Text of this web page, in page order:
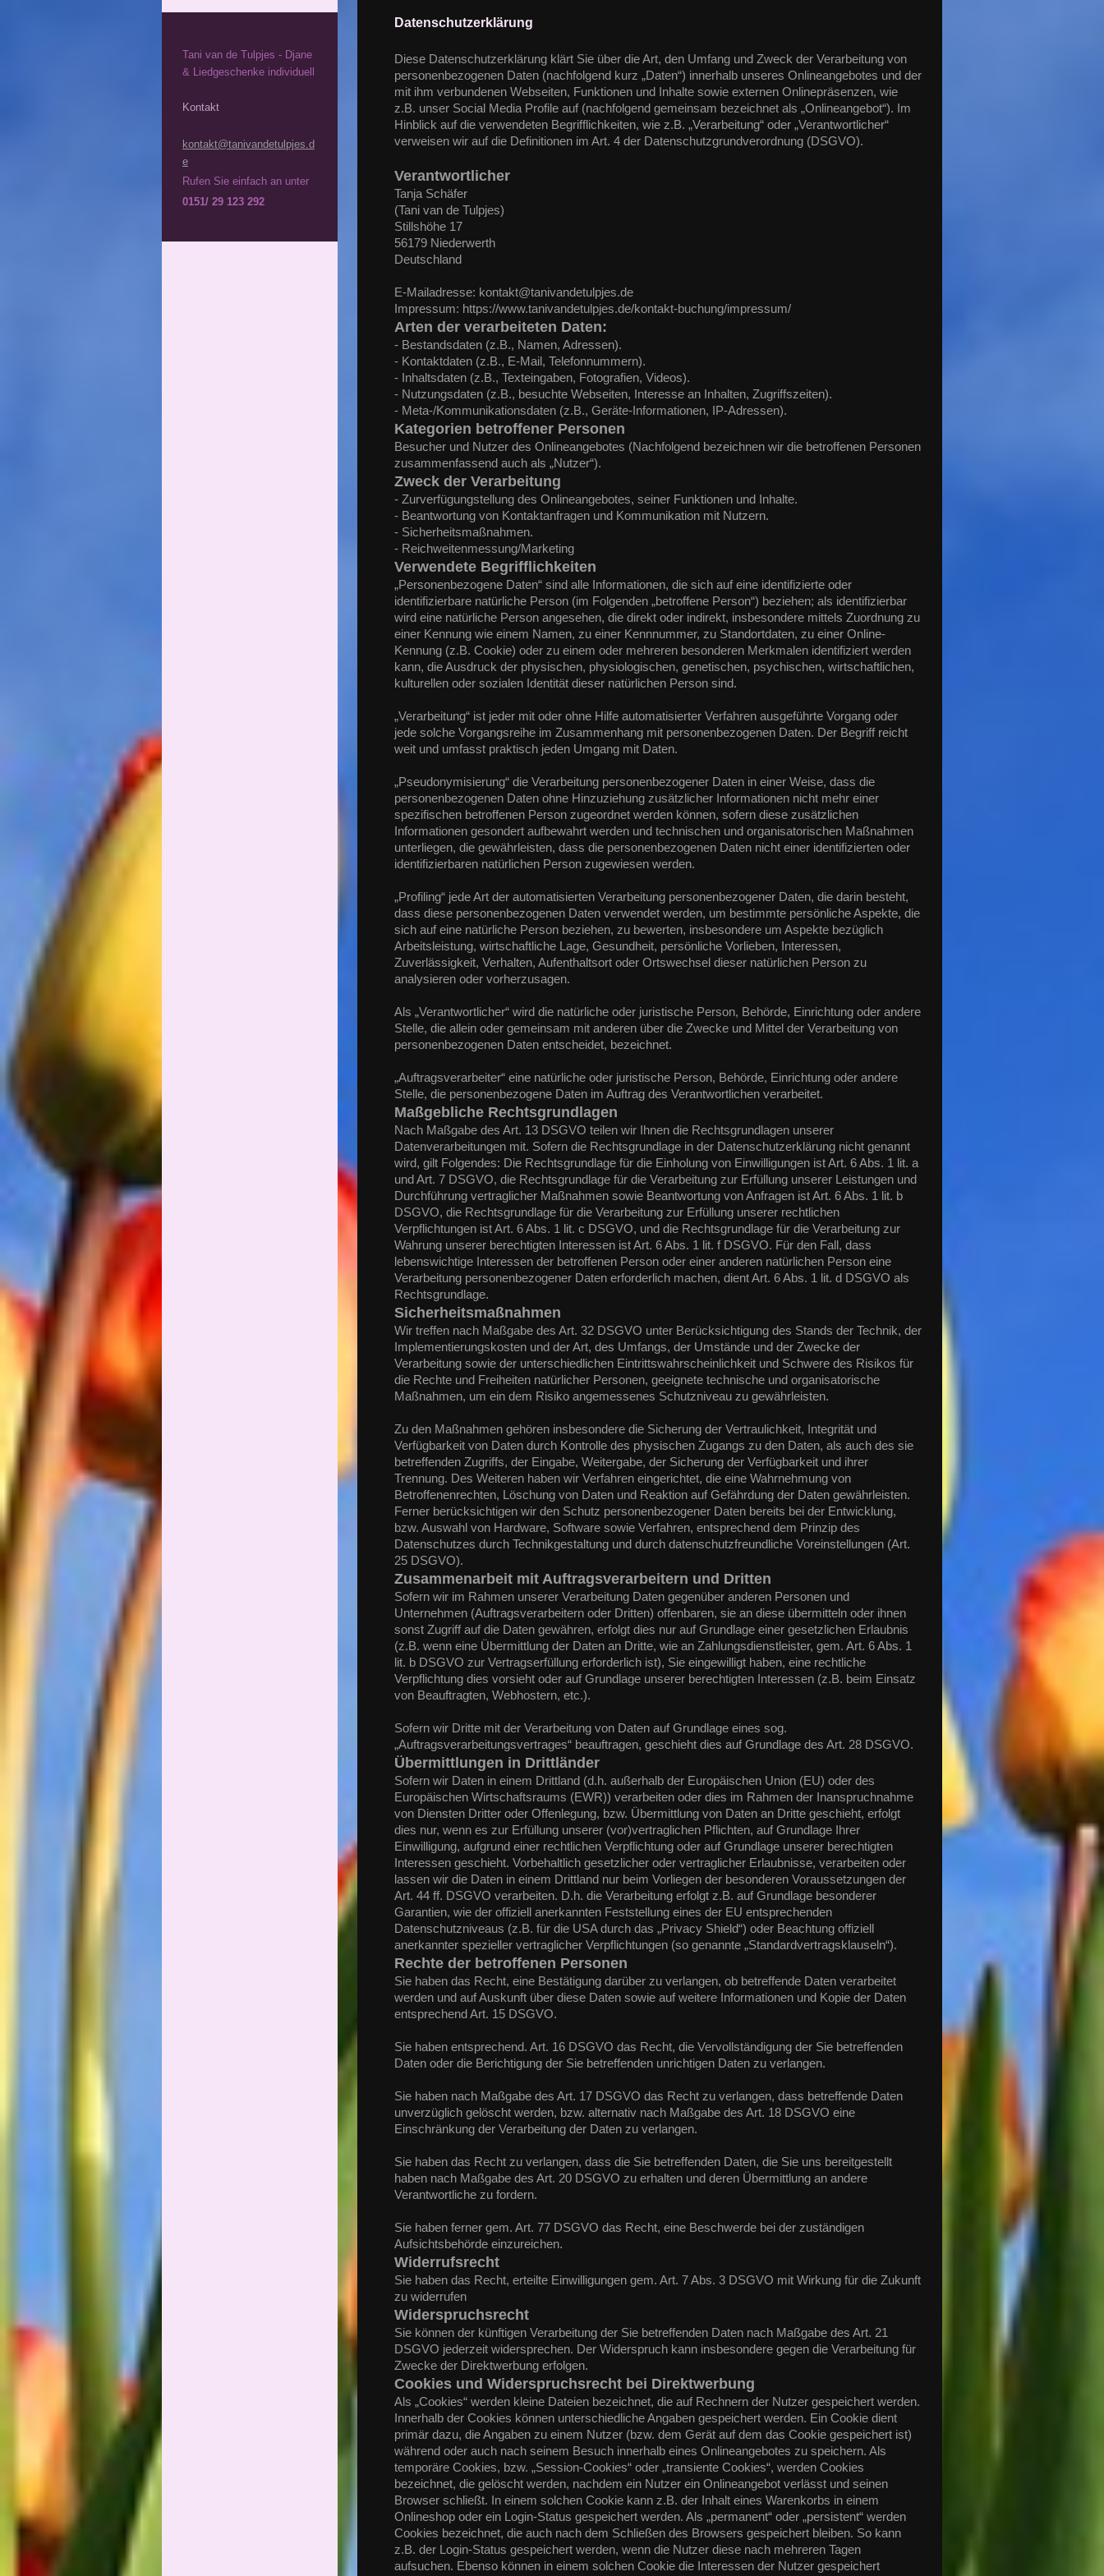
Datenschutzerklärung
Diese Datenschutzerklärung klärt Sie über die Art, den Umfang und Zweck der Verarbeitung von
personenbezogenen Daten (nachfolgend kurz „Daten“) innerhalb unseres Onlineangebotes und der
mit ihm verbundenen Webseiten, Funktionen und Inhalte sowie externen Onlinepräsenzen, wie
z.B. unser Social Media Profile auf (nachfolgend gemeinsam bezeichnet als „Onlineangebot“). Im
Hinblick auf die verwendeten Begrifflichkeiten, wie z.B. „Verarbeitung“ oder „Verantwortlicher“
verweisen wir auf die Definitionen im Art. 4 der Datenschutzgrundverordnung (DSGVO).
Verantwortlicher
Tanja Schäfer
(Tani van de Tulpjes)
Stillshöhe 17
56179 Niederwerth
Deutschland
E-Mailadresse: kontakt@tanivandetulpjes.de
Impressum: https://www.tanivandetulpjes.de/kontakt-buchung/impressum/
Arten der verarbeiteten Daten:
- Bestandsdaten (z.B., Namen, Adressen).
- Kontaktdaten (z.B., E-Mail, Telefonnummern).
- Inhaltsdaten (z.B., Texteingaben, Fotografien, Videos).
- Nutzungsdaten (z.B., besuchte Webseiten, Interesse an Inhalten, Zugriffszeiten).
- Meta-/Kommunikationsdaten (z.B., Geräte-Informationen, IP-Adressen).
Kategorien betroffener Personen
Besucher und Nutzer des Onlineangebotes (Nachfolgend bezeichnen wir die betroffenen Personen
zusammenfassend auch als „Nutzer“).
Zweck der Verarbeitung
- Zurverfügungstellung des Onlineangebotes, seiner Funktionen und Inhalte.
- Beantwortung von Kontaktanfragen und Kommunikation mit Nutzern.
- Sicherheitsmaßnahmen.
- Reichweitenmessung/Marketing
Verwendete Begrifflichkeiten
„Personenbezogene Daten“ sind alle Informationen, die sich auf eine identifizierte oder
identifizierbare natürliche Person (im Folgenden „betroffene Person“) beziehen; als identifizierbar
wird eine natürliche Person angesehen, die direkt oder indirekt, insbesondere mittels Zuordnung zu
einer Kennung wie einem Namen, zu einer Kennnummer, zu Standortdaten, zu einer Online-
Kennung (z.B. Cookie) oder zu einem oder mehreren besonderen Merkmalen identifiziert werden
kann, die Ausdruck der physischen, physiologischen, genetischen, psychischen, wirtschaftlichen,
kulturellen oder sozialen Identität dieser natürlichen Person sind.
„Verarbeitung“ ist jeder mit oder ohne Hilfe automatisierter Verfahren ausgeführte Vorgang oder
jede solche Vorgangsreihe im Zusammenhang mit personenbezogenen Daten. Der Begriff reicht
weit und umfasst praktisch jeden Umgang mit Daten.
„Pseudonymisierung“ die Verarbeitung personenbezogener Daten in einer Weise, dass die
personenbezogenen Daten ohne Hinzuziehung zusätzlicher Informationen nicht mehr einer
spezifischen betroffenen Person zugeordnet werden können, sofern diese zusätzlichen
Informationen gesondert aufbewahrt werden und technischen und organisatorischen Maßnahmen
unterliegen, die gewährleisten, dass die personenbezogenen Daten nicht einer identifizierten oder
identifizierbaren natürlichen Person zugewiesen werden.
„Profiling“ jede Art der automatisierten Verarbeitung personenbezogener Daten, die darin besteht,
dass diese personenbezogenen Daten verwendet werden, um bestimmte persönliche Aspekte, die
sich auf eine natürliche Person beziehen, zu bewerten, insbesondere um Aspekte bezüglich
Arbeitsleistung, wirtschaftliche Lage, Gesundheit, persönliche Vorlieben, Interessen,
Zuverlässigkeit, Verhalten, Aufenthaltsort oder Ortswechsel dieser natürlichen Person zu
analysieren oder vorherzusagen.
Als „Verantwortlicher“ wird die natürliche oder juristische Person, Behörde, Einrichtung oder andere
Stelle, die allein oder gemeinsam mit anderen über die Zwecke und Mittel der Verarbeitung von
personenbezogenen Daten entscheidet, bezeichnet.
„Auftragsverarbeiter“ eine natürliche oder juristische Person, Behörde, Einrichtung oder andere
Stelle, die personenbezogene Daten im Auftrag des Verantwortlichen verarbeitet.
Maßgebliche Rechtsgrundlagen
Nach Maßgabe des Art. 13 DSGVO teilen wir Ihnen die Rechtsgrundlagen unserer
Datenverarbeitungen mit. Sofern die Rechtsgrundlage in der Datenschutzerklärung nicht genannt
wird, gilt Folgendes: Die Rechtsgrundlage für die Einholung von Einwilligungen ist Art. 6 Abs. 1 lit. a
und Art. 7 DSGVO, die Rechtsgrundlage für die Verarbeitung zur Erfüllung unserer Leistungen und
Durchführung vertraglicher Maßnahmen sowie Beantwortung von Anfragen ist Art. 6 Abs. 1 lit. b
DSGVO, die Rechtsgrundlage für die Verarbeitung zur Erfüllung unserer rechtlichen
Verpflichtungen ist Art. 6 Abs. 1 lit. c DSGVO, und die Rechtsgrundlage für die Verarbeitung zur
Wahrung unserer berechtigten Interessen ist Art. 6 Abs. 1 lit. f DSGVO. Für den Fall, dass
lebenswichtige Interessen der betroffenen Person oder einer anderen natürlichen Person eine
Verarbeitung personenbezogener Daten erforderlich machen, dient Art. 6 Abs. 1 lit. d DSGVO als
Rechtsgrundlage.
Sicherheitsmaßnahmen
Wir treffen nach Maßgabe des Art. 32 DSGVO unter Berücksichtigung des Stands der Technik, der
Implementierungskosten und der Art, des Umfangs, der Umstände und der Zwecke der
Verarbeitung sowie der unterschiedlichen Eintrittswahrscheinlichkeit und Schwere des Risikos für
die Rechte und Freiheiten natürlicher Personen, geeignete technische und organisatorische
Maßnahmen, um ein dem Risiko angemessenes Schutzniveau zu gewährleisten.
Zu den Maßnahmen gehören insbesondere die Sicherung der Vertraulichkeit, Integrität und
Verfügbarkeit von Daten durch Kontrolle des physischen Zugangs zu den Daten, als auch des sie
betreffenden Zugriffs, der Eingabe, Weitergabe, der Sicherung der Verfügbarkeit und ihrer
Trennung. Des Weiteren haben wir Verfahren eingerichtet, die eine Wahrnehmung von
Betroffenenrechten, Löschung von Daten und Reaktion auf Gefährdung der Daten gewährleisten.
Ferner berücksichtigen wir den Schutz personenbezogener Daten bereits bei der Entwicklung,
bzw. Auswahl von Hardware, Software sowie Verfahren, entsprechend dem Prinzip des
Datenschutzes durch Technikgestaltung und durch datenschutzfreundliche Voreinstellungen (Art.
25 DSGVO).
Zusammenarbeit mit Auftragsverarbeitern und Dritten
Sofern wir im Rahmen unserer Verarbeitung Daten gegenüber anderen Personen und
Unternehmen (Auftragsverarbeitern oder Dritten) offenbaren, sie an diese übermitteln oder ihnen
sonst Zugriff auf die Daten gewähren, erfolgt dies nur auf Grundlage einer gesetzlichen Erlaubnis
(z.B. wenn eine Übermittlung der Daten an Dritte, wie an Zahlungsdienstleister, gem. Art. 6 Abs. 1
lit. b DSGVO zur Vertragserfüllung erforderlich ist), Sie eingewilligt haben, eine rechtliche
Verpflichtung dies vorsieht oder auf Grundlage unserer berechtigten Interessen (z.B. beim Einsatz
von Beauftragten, Webhostern, etc.).
Sofern wir Dritte mit der Verarbeitung von Daten auf Grundlage eines sog.
„Auftragsverarbeitungsvertrages“ beauftragen, geschieht dies auf Grundlage des Art. 28 DSGVO.
Übermittlungen in Drittländer
Sofern wir Daten in einem Drittland (d.h. außerhalb der Europäischen Union (EU) oder des
Europäischen Wirtschaftsraums (EWR)) verarbeiten oder dies im Rahmen der Inanspruchnahme
von Diensten Dritter oder Offenlegung, bzw. Übermittlung von Daten an Dritte geschieht, erfolgt
dies nur, wenn es zur Erfüllung unserer (vor)vertraglichen Pflichten, auf Grundlage Ihrer
Einwilligung, aufgrund einer rechtlichen Verpflichtung oder auf Grundlage unserer berechtigten
Interessen geschieht. Vorbehaltlich gesetzlicher oder vertraglicher Erlaubnisse, verarbeiten oder
lassen wir die Daten in einem Drittland nur beim Vorliegen der besonderen Voraussetzungen der
Art. 44 ff. DSGVO verarbeiten. D.h. die Verarbeitung erfolgt z.B. auf Grundlage besonderer
Garantien, wie der offiziell anerkannten Feststellung eines der EU entsprechenden
Datenschutzniveaus (z.B. für die USA durch das „Privacy Shield“) oder Beachtung offiziell
anerkannter spezieller vertraglicher Verpflichtungen (so genannte „Standardvertragsklauseln“).
Rechte der betroffenen Personen
Sie haben das Recht, eine Bestätigung darüber zu verlangen, ob betreffende Daten verarbeitet
werden und auf Auskunft über diese Daten sowie auf weitere Informationen und Kopie der Daten
entsprechend Art. 15 DSGVO.
Sie haben entsprechend. Art. 16 DSGVO das Recht, die Vervollständigung der Sie betreffenden
Daten oder die Berichtigung der Sie betreffenden unrichtigen Daten zu verlangen.
Sie haben nach Maßgabe des Art. 17 DSGVO das Recht zu verlangen, dass betreffende Daten
unverzüglich gelöscht werden, bzw. alternativ nach Maßgabe des Art. 18 DSGVO eine
Einschränkung der Verarbeitung der Daten zu verlangen.
Sie haben das Recht zu verlangen, dass die Sie betreffenden Daten, die Sie uns bereitgestellt
haben nach Maßgabe des Art. 20 DSGVO zu erhalten und deren Übermittlung an andere
Verantwortliche zu fordern.
Sie haben ferner gem. Art. 77 DSGVO das Recht, eine Beschwerde bei der zuständigen
Aufsichtsbehörde einzureichen.
Widerrufsrecht
Sie haben das Recht, erteilte Einwilligungen gem. Art. 7 Abs. 3 DSGVO mit Wirkung für die Zukunft
zu widerrufen
Widerspruchsrecht
Sie können der künftigen Verarbeitung der Sie betreffenden Daten nach Maßgabe des Art. 21
DSGVO jederzeit widersprechen. Der Widerspruch kann insbesondere gegen die Verarbeitung für
Zwecke der Direktwerbung erfolgen.
Cookies und Widerspruchsrecht bei Direktwerbung
Als „Cookies“ werden kleine Dateien bezeichnet, die auf Rechnern der Nutzer gespeichert werden.
Innerhalb der Cookies können unterschiedliche Angaben gespeichert werden. Ein Cookie dient
primär dazu, die Angaben zu einem Nutzer (bzw. dem Gerät auf dem das Cookie gespeichert ist)
während oder auch nach seinem Besuch innerhalb eines Onlineangebotes zu speichern. Als
temporäre Cookies, bzw. „Session-Cookies“ oder „transiente Cookies“, werden Cookies
bezeichnet, die gelöscht werden, nachdem ein Nutzer ein Onlineangebot verlässt und seinen
Browser schließt. In einem solchen Cookie kann z.B. der Inhalt eines Warenkorbs in einem
Onlineshop oder ein Login-Status gespeichert werden. Als „permanent“ oder „persistent“ werden
Cookies bezeichnet, die auch nach dem Schließen des Browsers gespeichert bleiben. So kann
z.B. der Login-Status gespeichert werden, wenn die Nutzer diese nach mehreren Tagen
aufsuchen. Ebenso können in einem solchen Cookie die Interessen der Nutzer gespeichert
Tani van de Tulpjes - Djane
& Liedgeschenke individuell
Kontakt
kontakt@tanivandetulpjes.d
e
Rufen Sie einfach an unter
0151/ 29 123 292